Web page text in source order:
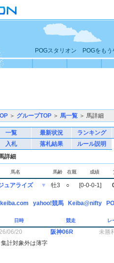
POGスタリオン POGをもう
＞ グループTOP ＞ 馬一覧 ＞ 馬詳細
一覧 最新状況
ランキング
入札
落札結果
ルール説明
詳細
馬名 馬齢 在厩 成績
ュアライズ ▼ 牡3 ○ [0-0-0-1]
yahoo!競馬 Keiba@nifty
日時 競走 レ
06/20 阪神06R
未勝
集計対象外は薄字